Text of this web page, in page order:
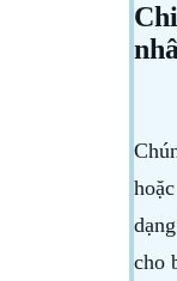
cho